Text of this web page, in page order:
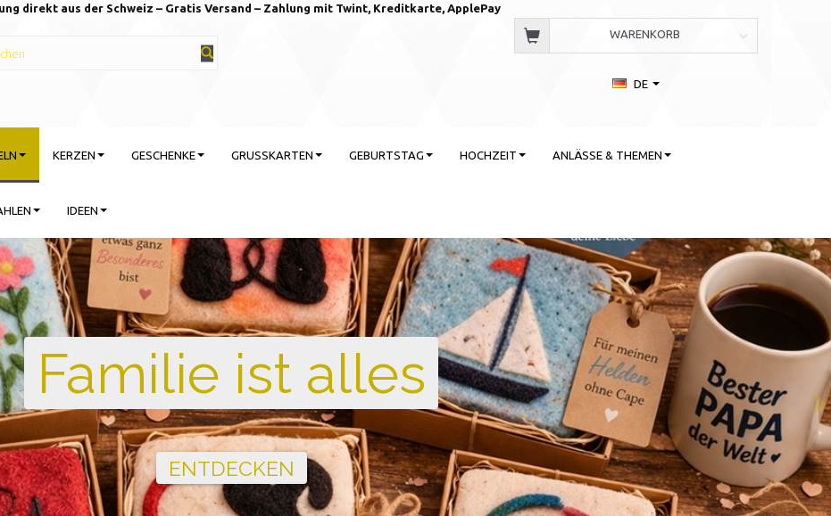
direkt aus der Schweiz – Gratis Versand – Zahlung mit Twint, Kreditkarte, ApplePay
WARENKORB
DE
KERZEN GESCHENKE GRUSSKARTEN GEBURTSTAG HOCHZEIT ANLÄSSE & THEMEN
IDEEN
feiern mit Stil
Ballons · Tischdeko · Karten · Zahlen
GEBURTSTAGSDEKO ENTDECKEN